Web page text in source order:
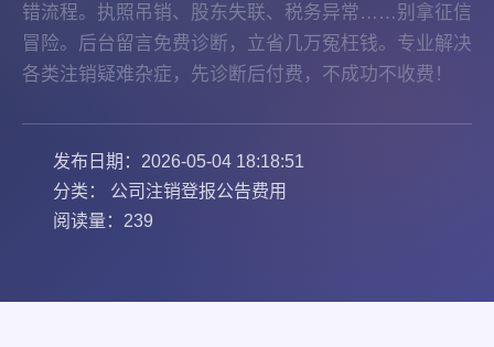
错流程。执照吊销、股东失联、税务异常……别拿征信
冒险。后台留言免费诊断，立省几万冤枉钱。专业解决
各类注销疑难杂症，先诊断后付费，不成功不收费！
发布日期：2026-05-04 18:18:51
分类： 公司注销登报公告费用
阅读量：239